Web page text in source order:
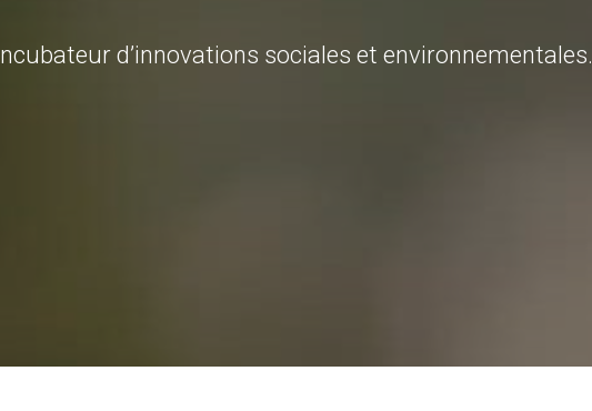
Incubateur d’innovations sociales et environnementales.